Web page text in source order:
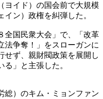
ヨイド）の国会前で大規模
ン）政権を糾弾した。
全国民衆大会」で、「改革
争奪！」をスローガンに
せず、親財閥政策を展開し
」と主張した。
総）のキム・ミョンファン